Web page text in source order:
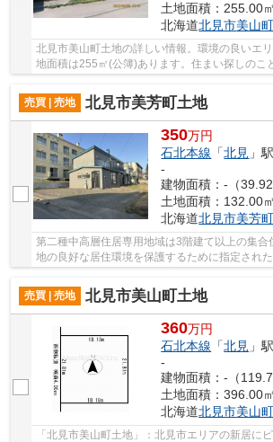
土地面積：255.00
北海道北見市美山
北見市美山町土地の詳しい情報。環境の良いエ
地面積は255㎡(公簿)あります。住まい探しのこ
売買 | 売地
北見市美芳町土地
350万円
石北本線 「北見 」
-
建物面積：-（39.92
土地面積：132.00
北海道北見市美芳町
第二種中高層住居専用地域は3階建て以上の集合
地の良好な居住環境を保護するために指定され
132㎡(公簿)でイチオシ。安心の前面道路6m以...
売買 | 売地
北見市美山町土地
360万円
石北本線 「北見 」
-
建物面積：-（
土地面積：396.00
北海道北見市美山
「北見市美山町土地」：北見市エリアの新居に